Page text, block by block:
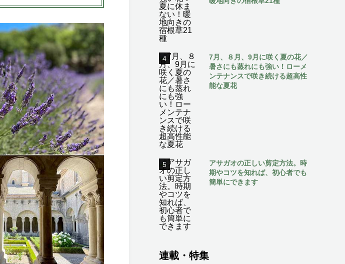
4
7月、８月、9月に咲く夏の花／
暑さにも蒸れにも強い！ローメ
ンテナンスで咲き続ける超高性
能な夏花
5
アサガオの正しい剪定方法。時
期やコツを知れば、初心者でも
簡単にできます
連載・特集